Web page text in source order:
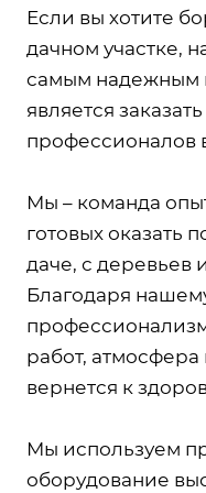
Если вы хотите
дачном участке,
самым надежным
является
профессионалов
Мы – команда
готовых оказать
даче, с деревьев
Благодаря
работ,
вернется к
Мы используем
оборудование